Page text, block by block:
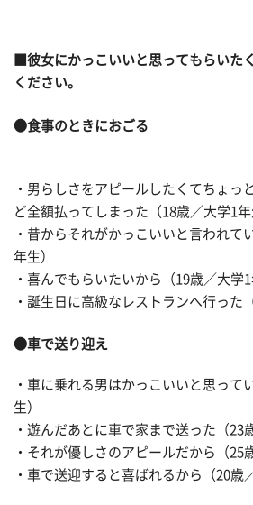
■彼女にかっこいいと思ってもらいた
ください。
●食事のときにおごる
・男らしさをアピールしたくてちょっ
ど全額払ってしまった（18歳／大学1年
・昔からそれがかっこいいと言われて
年生）
・喜んでもらいたいから（19歳／大学1
・誕生日に高級なレストランへ行った
●車で送り迎え
・車に乗れる男はかっこいいと思って
生）
・遊んだあとに車で家まで送った（23
・それが優しさのアピールだから（25
・車で送迎すると喜ばれるから（20歳